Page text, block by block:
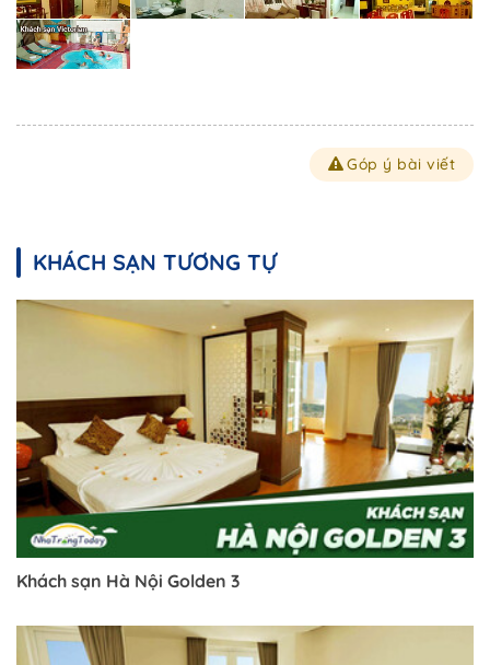
Góp ý bài viết
KHÁCH SẠN TƯƠNG TỰ
Khách sạn Hà Nội Golden 3